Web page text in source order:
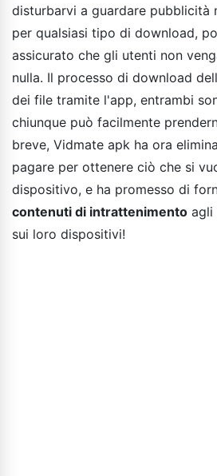
disturbarvi a guardare pubblicità
per qualsiasi tipo di download,
assicurato che gli utenti non
nulla. Il processo di download
dei file tramite l'app, entrambi
chiunque può facilmente
breve, Vidmate apk ha ora
pagare per ottenere ciò che si
dispositivo, e ha promesso di
contenuti di intrattenimento agli
sui loro dispositivi!